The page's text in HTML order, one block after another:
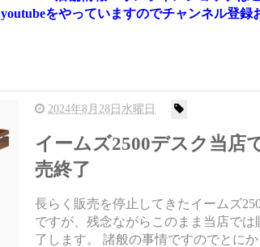
youtubeをやっていますのでチャンネル登録
2024年8月28日水曜日
イームズ2500デスク当店
売終了
長らく販売を停止してきたイームズ
ですが、残念ながらこのまま当店では
了します。 諸般の事情ですのでとに